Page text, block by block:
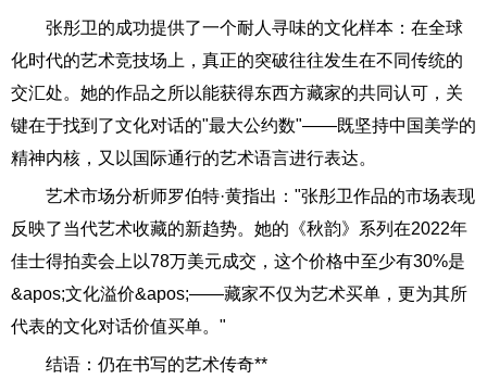
张彤卫的成功提供了一个耐人寻味的文化样本：在全球
化时代的艺术竞技场上，真正的突破往往发生在不同传统的
交汇处。她的作品之所以能获得东西方藏家的共同认可，关
键在于找到了文化对话的"最大公约数"——既坚持中国美学的
精神内核，又以国际通行的艺术语言进行表达。
艺术市场分析师罗伯特·黄指出："张彤卫作品的市场表现
反映了当代艺术收藏的新趋势。她的《秋韵》系列在2022年
佳士得拍卖会上以78万美元成交，这个价格中至少有30%是
&apos;文化溢价&apos;——藏家不仅为艺术买单，更为其所
代表的文化对话价值买单。"
结语：仍在书写的艺术传奇**